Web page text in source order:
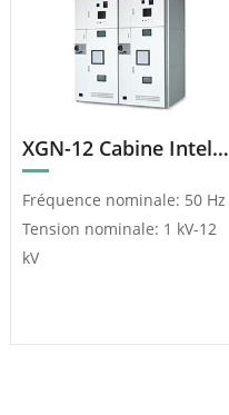
XGN-12 Cabine Intelligente À Isolation Solide
Fréquence nominale: 50 Hz
Tension nominale: 1 kV-12
kV